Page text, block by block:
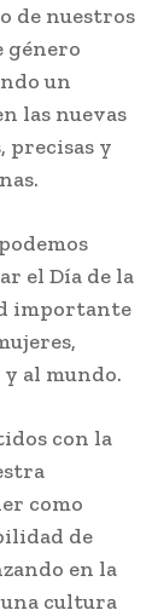
de nuestros
género
un
las nuevas
precisas y
el Día de la
importante
y al mundo.
con la
como
de
en la
cultura